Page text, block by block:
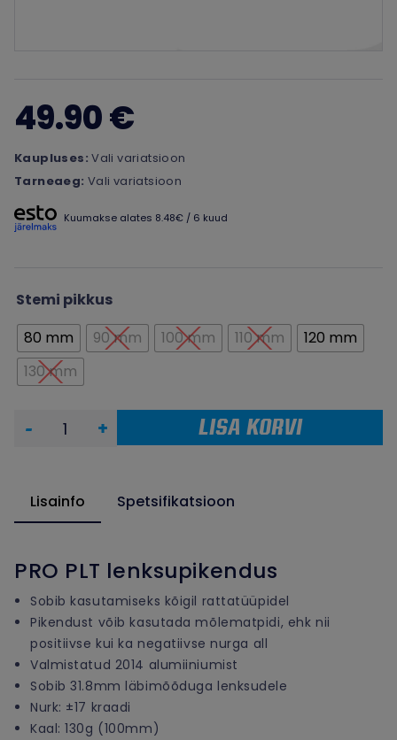
49.90 €
Kaupluses: Vali variatsioon
Tarneaeg: Vali variatsioon
Kuumakse alates 8.48€ / 6 kuud
Stemi pikkus
80 mm
90 mm 100 mm 110 mm
120 mm
130 mm
- + LISA KORVI
Lisainfo Spetsifikatsioon
PRO PLT lenksupikendus
​Sobib kasutamiseks kõigil rattatüüpidel
Pikendust võib kasutada mõlematpidi, ehk nii
positiivse kui ka negatiivse nurga all
Valmistatud 2014 alumiiniumist
Sobib 31.8mm läbimõõduga lenksudele
Nurk: ±17 kraadi
Kaal: 130g (100mm)